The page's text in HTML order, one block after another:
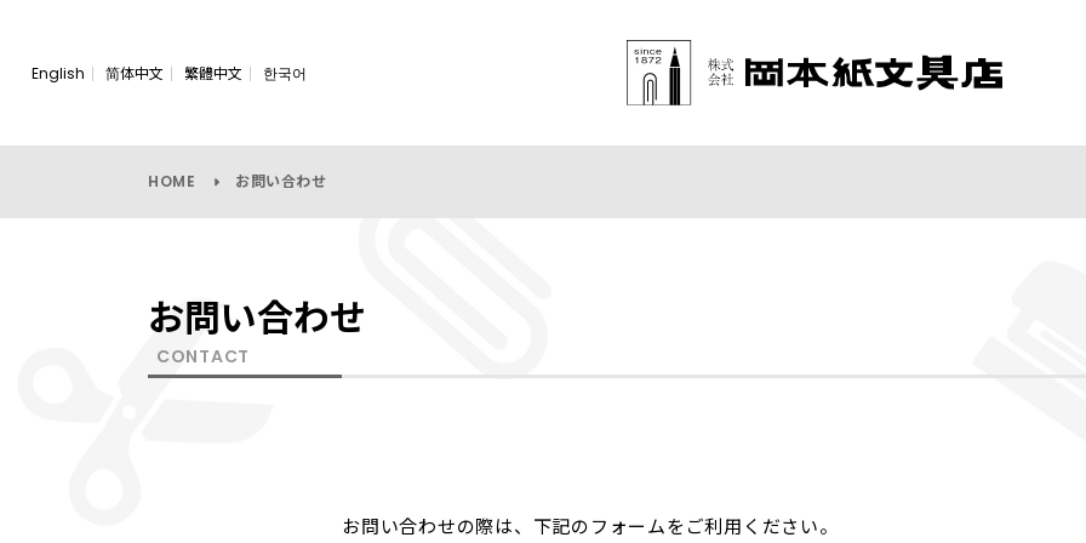
English 简体中文 繁體中文 한국어
HOME お問い合わせ
お問い合わせ
CONTACT
お問い合わせの際は、 下記のフォームをご利用ください。